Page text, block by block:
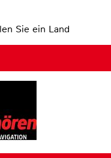
Sie ein Land